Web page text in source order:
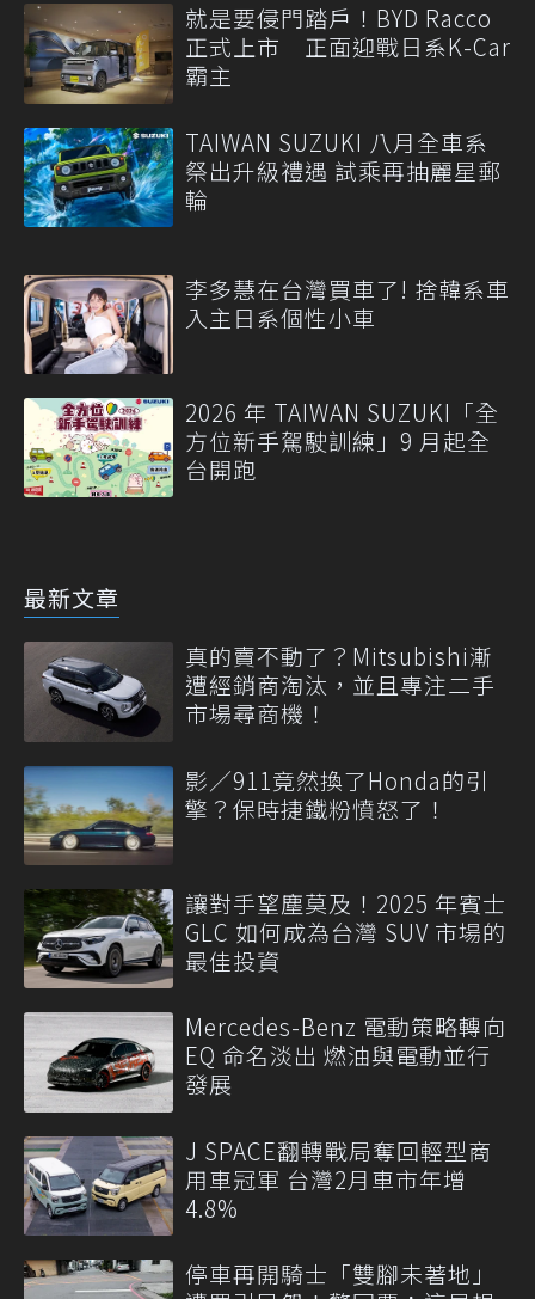
就是要侵門踏戶！BYD Racco
正式上市 正面迎戰日系K-Car
霸主
TAIWAN SUZUKI 八月全車系
祭出升級禮遇 試乘再抽麗星郵
輪
李多慧在台灣買車了! 捨韓系車
入主日系個性小車
2026 年 TAIWAN SUZUKI「全
方位新手駕駛訓練」9 月起全
台開跑
最新文章
真的賣不動了？Mitsubishi漸
遭經銷商淘汰，並且專注二手
市場尋商機！
影／911竟然換了Honda的引
擎？保時捷鐵粉憤怒了！
讓對手望塵莫及！2025 年賓士
GLC 如何成為台灣 SUV 市場的
最佳投資
Mercedes-Benz 電動策略轉向
EQ 命名淡出 燃油與電動並行
發展
J SPACE翻轉戰局奪回輕型商
用車冠軍 台灣2月車市年增
4.8%
停車再開騎士「雙腳未著地」